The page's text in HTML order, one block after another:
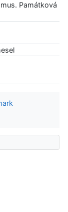
Památková